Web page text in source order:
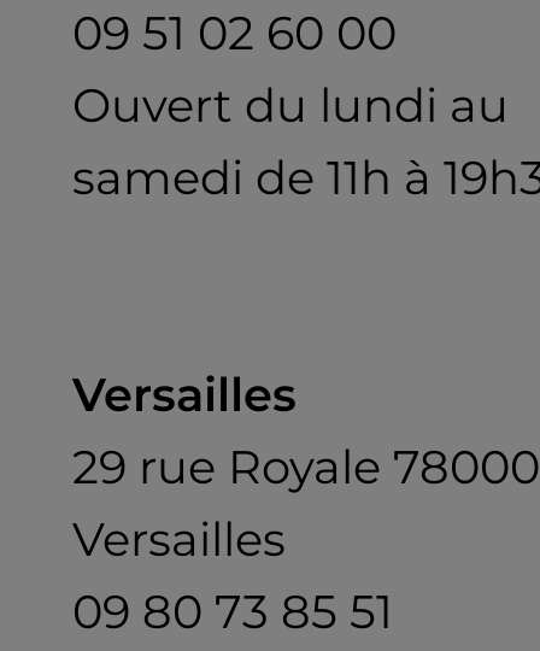
09 51 02 60 00
Ouvert du lundi au
samedi de 11h à
Versailles
29 rue Royale 78000
Versailles
09 80 73 85 51